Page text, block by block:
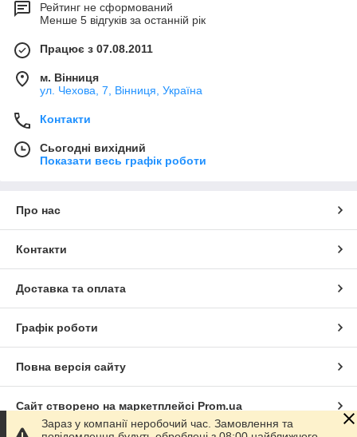
Рейтинг не сформований
Менше 5 відгуків за останній рік
Працює з 07.08.2011
м. Вінниця
ул. Чехова, 7, Вінниця, Україна
Контакти
Сьогодні вихідний
Показати весь графік роботи
Про нас
Контакти
Доставка та оплата
Графік роботи
Повна версія сайту
Сайт створено на маркетплейсі Prom.ua
Зараз у компанії неробочий час. Замовлення та